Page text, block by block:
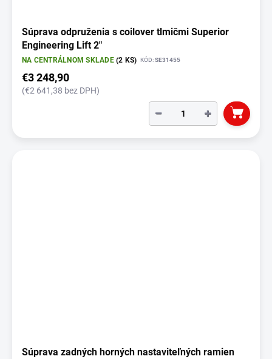
Súprava odpruženia s coilover tlmičmi Superior
Engineering Lift 2"
NA CENTRÁLNOM SKLADE(2 KS) KÓD:SE31455
€3 248,90
(€2 641,38 bez DPH)
+
−
Súprava zadných horných nastaviteľných ramien